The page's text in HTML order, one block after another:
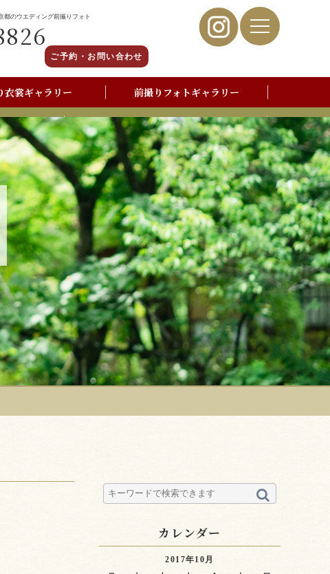
都のウエディング前撮りフォト
ご予約・お問い合わせ
衣裳ギャラリー 前撮りフォトギャラリー
写真撮影よくあるご質問
カレンダー
2017年10月